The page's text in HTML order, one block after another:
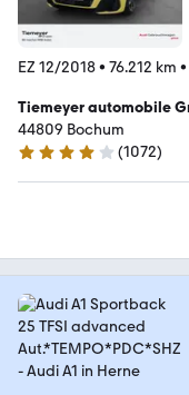
EZ 12/2018• 76.212 km •
44809 Bochum
4.2 Sterne
(1072)